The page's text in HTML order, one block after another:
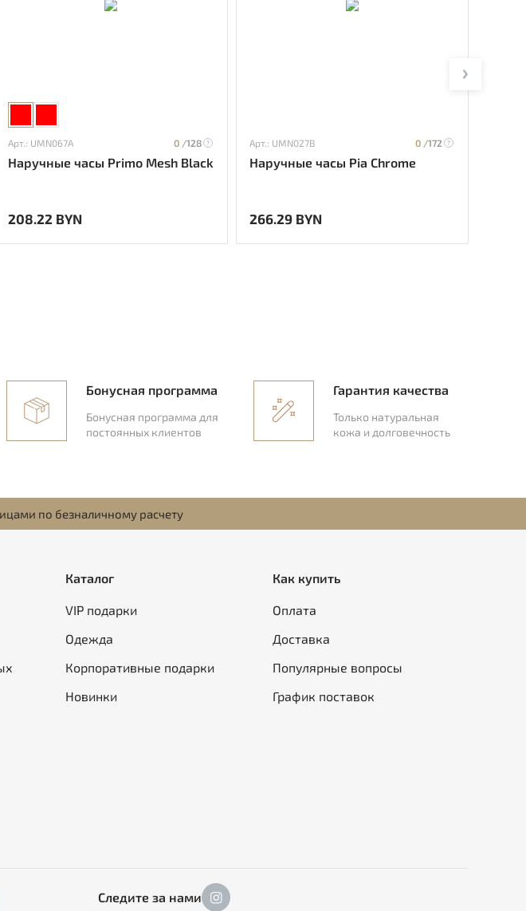
Арт.: UMN067A 0 /128
Наручные часы Primo Mesh Black
208.22 BYN
Арт.: UMN027B 0 /172
Наручные часы Pia Chrome
266.29 BYN
Бонусная программа
Бонусная программа для
постоянных клиентов
Гарантия качества
Только натуральная
кожа и долговечность
по безналичному расчету
Каталог
VIP подарки
Одежда
Корпоративные подарки
Новинки
Как купить
Оплата
Доставка
Популярные вопросы
График поставок
Следите за нами